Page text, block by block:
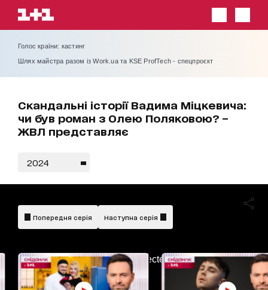
Голос країни: кастинг
Шлях майстра разом із Work.ua та KSE ProfTech - спецпроєкт
Скандальні історії Вадима Міцкевича:
чи був роман з Олею Поляковою? –
ЖВЛ представляє
2024
AdBlockDetected!
Попередня серія Наступна серія